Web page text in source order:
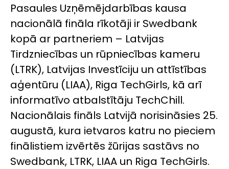
Pasaules Uzņēmējdarbības kausa
nacionālā fināla rīkotāji ir Swedbank
kopā ar partneriem – Latvijas
Tirdzniecības un rūpniecības kameru
(LTRK), Latvijas Investīciju un attīstības
aģentūru (LIAA), Riga TechGirls, kā arī
informatīvo atbalstītāju TechChill.
Nacionālais fināls Latvijā norisināsies 25.
augustā, kura ietvaros katru no pieciem
finālistiem izvērtēs žūrijas sastāvs no
Swedbank, LTRK, LIAA un Riga TechGirls.